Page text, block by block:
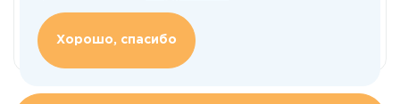
очень и очень повезло. Мы не
разочаровались!
Хорошо, спасибо